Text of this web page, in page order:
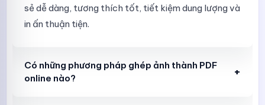
sẻ dễ dàng, tương thích tốt, tiết kiệm dung lượng và
in ấn thuận tiện.
Có những phương pháp ghép ảnh thành PDF
online nào?
+